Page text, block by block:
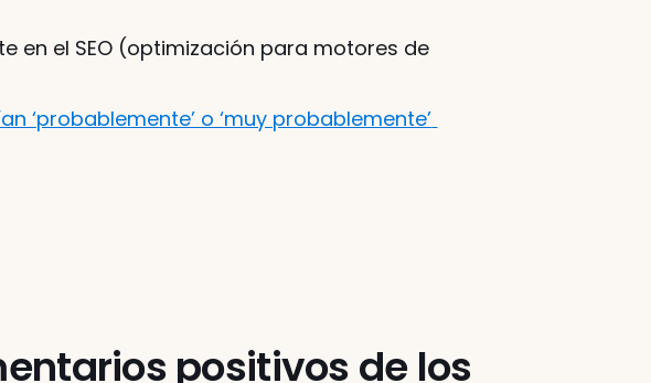
en el SEO (optimización para motores de
‘probablemente’ o ‘muy probablemente’
positivos de los